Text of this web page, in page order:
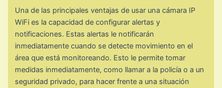
Una de las principales ventajas de usar una cámara IP
WiFi es la capacidad de configurar alertas y
notificaciones. Estas alertas le notificarán
inmediatamente cuando se detecte movimiento en el
área que está monitoreando. Esto le permite tomar
medidas inmediatamente, como llamar a la policía o a un
seguridad privado, para hacer frente a una situación